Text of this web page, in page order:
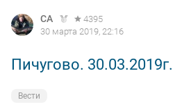
СА
4395
30 марта 2019, 22:16
Пичугово. 30.03.2019г.
Вести